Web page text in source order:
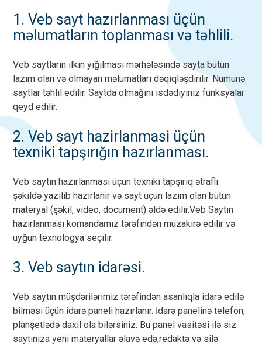
1. Veb sayt hazırlanması üçün
məlumatların toplanması və təhlili.
Veb saytların ilkin yığılması mərhələsində sayta bütün
lazım olan və olmayan məlumatları dəqiqləşdirilir. Nümunə
saytlar təhlil edilir. Saytda olmağını isdədiyiniz funksyalar
qeyd edilir.
2. Veb sayt hazirlanmasi üçün
texniki tapşırığın hazırlanması.
Veb saytın hazırlanması üçün texniki tapşırıq ətraflı
şəkildə yazilib hazirlanir və sayt üçün lazim olan bütün
materyal (şəkil, video, document) əldə edilir.Veb Saytın
hazırlanması komandamız tərəfindən müzakirə edilir və
uyğun texnologya seçilir.
3. Veb saytın idarəsi.
Veb saytın müşdərilərimiz tərəfindən asanlıqla idarə edilə
bilməsi üçün idarə paneli hazırlanır. İdarə panelinə telefon,
planşetlədə daxil ola bilərsiniz. Bu panel vasitəsi ilə siz
saytınıza yeni materyallar əlavə edə,redaktə və silə